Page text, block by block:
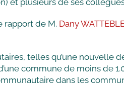
et plusieurs de ses
rapport de M. Dany
telles qu’une nouvelle
commune de moins de
dans les